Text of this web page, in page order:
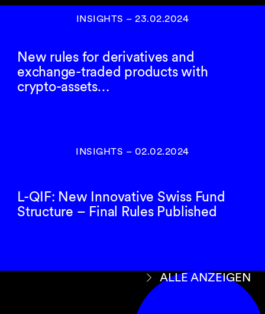
INSIGHTS – 23.02.2024
New rules for derivatives and
exchange-traded products with
crypto-assets…
INSIGHTS – 02.02.2024
L-QIF: New Innovative Swiss Fund
Structure – Final Rules Published
ALLE ANZEIGEN